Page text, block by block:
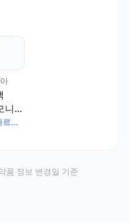
니딘
브리모니딘타르타르산염 0.25mg
품 정보 변경일 기준